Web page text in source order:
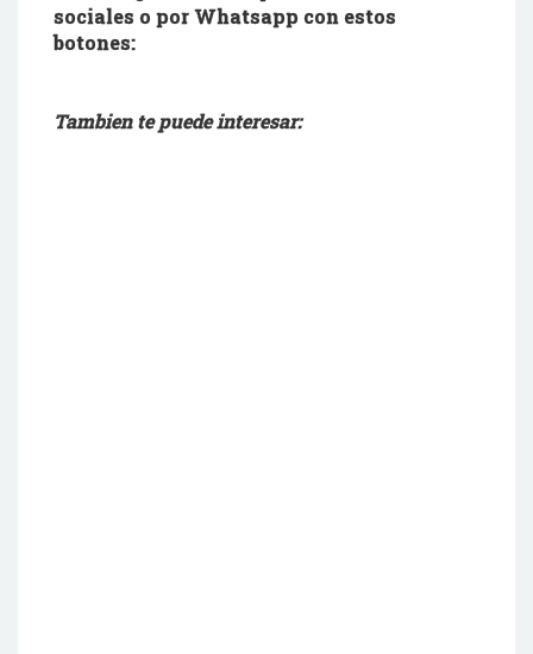
sociales o por Whatsapp con estos
botones:
Tambien te puede interesar: